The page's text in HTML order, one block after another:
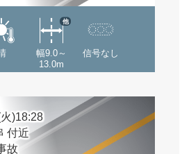
幅9.0～
13.0m
他
信号なし
)18:28
付近
故